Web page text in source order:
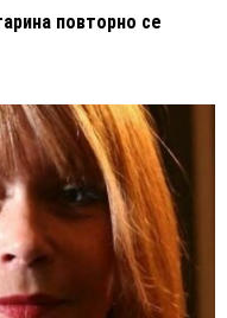
повторно се